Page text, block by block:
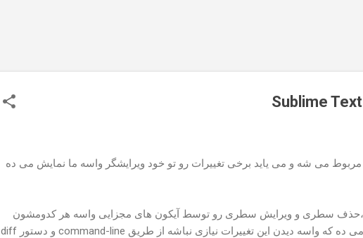
مربوط می شه و می یاید برخی تغییرات رو تو خود ویرایشگر واسه ما نمایش می ده
افزودن سطر جدید،حذف سطری و ویرایش سطری رو توسط آیکون های مجزایی واسه هر کدومشون
ده که واسه دیدن این تغییرات نیازی نباشه از طریق command-line و دستور diff